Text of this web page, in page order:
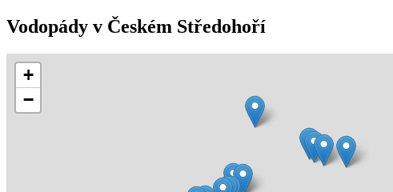
Vodopády v Českém Středohoří
+
−